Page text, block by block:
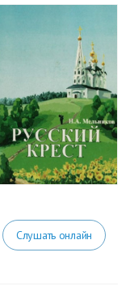
Слушать онлайн